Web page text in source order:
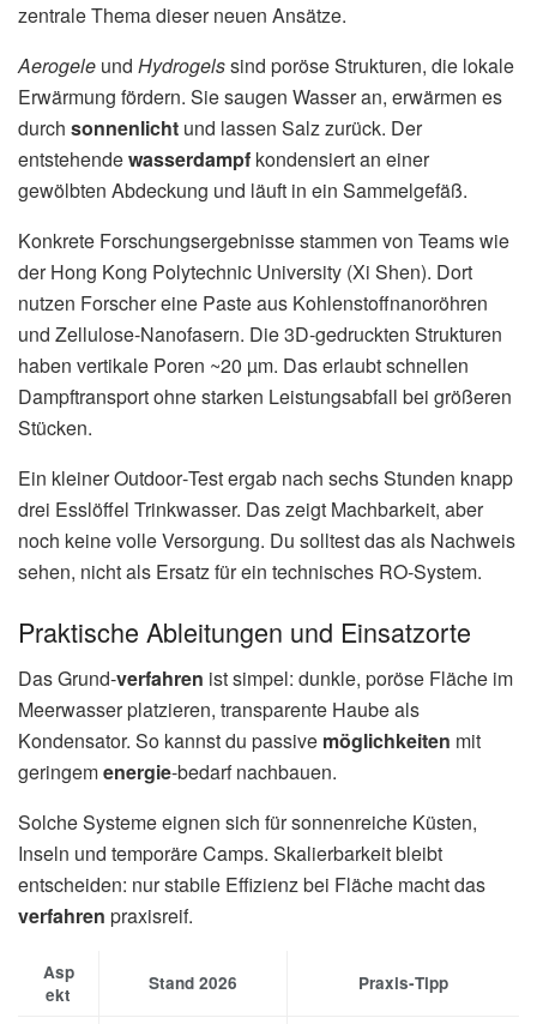
zentrale Thema dieser neuen Ansätze.
Aerogele und Hydrogelssind poröse Strukturen, die lokale
Erwärmung fördern. Sie saugen Wasser an, erwärmen es
durch sonnenlicht und lassen Salz zurück. Der
entstehendewasserdampf kondensiert an einer
gewölbten Abdeckung und läuft in ein Sammelgefäß.
Konkrete Forschungsergebnisse stammen von Teams wie
der Hong Kong Polytechnic University (Xi Shen). Dort
nutzen Forscher eine Paste aus Kohlenstoffnanoröhren
und Zellulose‑Nanofasern. Die 3D‑gedruckten Strukturen
haben vertikale Poren ~20 µm. Das erlaubt schnellen
Dampftransport ohne starken Leistungsabfall bei größeren
Stücken.
Ein kleiner Outdoor‑Test ergab nach sechs Stunden knapp
drei Esslöffel Trinkwasser. Das zeigt Machbarkeit, aber
noch keine volle Versorgung. Du solltest das als Nachweis
sehen, nicht als Ersatz für ein technisches RO‑System.
Praktische Ableitungen und Einsatzorte
Das Grund‑verfahren ist simpel: dunkle, poröse Fläche im
Meerwasser platzieren, transparente Haube als
Kondensator. So kannst du passive möglichkeiten mit
geringemenergie-bedarf nachbauen.
Solche Systeme eignen sich für sonnenreiche Küsten,
Inseln und temporäre Camps. Skalierbarkeit bleibt
entscheiden: nur stabile Effizienz bei Fläche macht das
verfahren praxisreif.
Asp
ekt
Stand 2026 Praxis‑Tipp